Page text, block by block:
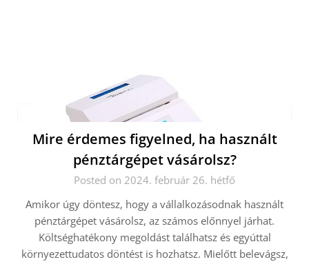
Mire érdemes figyelned, ha használt
pénztárgépet vásárolsz?
Posted on 2024. február 26. hétfő
Amikor úgy döntesz, hogy a vállalkozásodnak használt
pénztárgépet vásárolsz, az számos előnnyel járhat.
Költséghatékony megoldást találhatsz és egyúttal
környezettudatos döntést is hozhatsz. Mielőtt belevágsz,